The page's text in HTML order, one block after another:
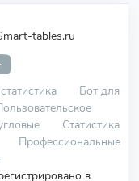
tables.ru
Бот для
Статистика
Профессиональные
в